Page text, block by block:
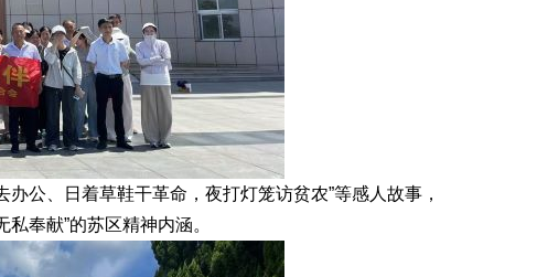
办公、日着草鞋干革命，夜打灯笼访贫农”等感人故事，
奉献”的苏区精神内涵。